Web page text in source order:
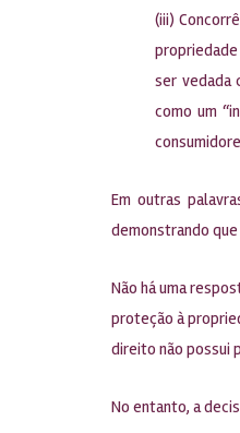
(iii)
ser vedada
como um
Em outras
demonstrando
Não há uma
proteção à
direito não possui
No entanto, a